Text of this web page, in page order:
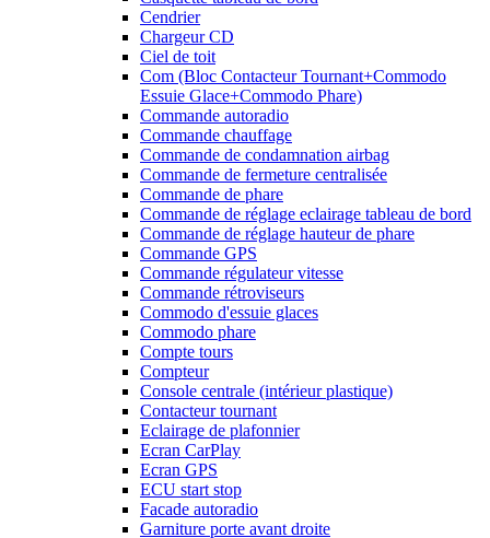
Cendrier
Chargeur CD
Ciel de toit
Com (Bloc Contacteur Tournant+Commodo
Essuie Glace+Commodo Phare)
Commande autoradio
Commande chauffage
Commande de condamnation airbag
Commande de fermeture centralisée
Commande de phare
Commande de réglage eclairage tableau de bord
Commande de réglage hauteur de phare
Commande GPS
Commande régulateur vitesse
Commande rétroviseurs
Commodo d'essuie glaces
Commodo phare
Compte tours
Compteur
Console centrale (intérieur plastique)
Contacteur tournant
Eclairage de plafonnier
Ecran CarPlay
Ecran GPS
ECU start stop
Facade autoradio
Garniture porte avant droite